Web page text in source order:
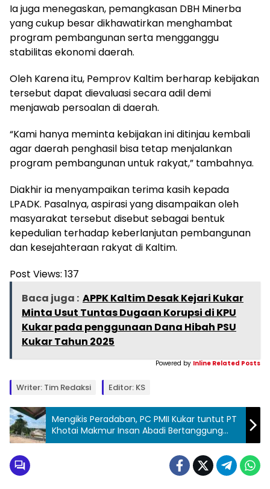
Ia juga menegaskan, pemangkasan DBH Minerba
yang cukup besar dikhawatirkan menghambat
program pembangunan serta mengganggu
stabilitas ekonomi daerah.
Oleh Karena itu, Pemprov Kaltim berharap kebijakan
tersebut dapat dievaluasi secara adil demi
menjawab persoalan di daerah.
“Kami hanya meminta kebijakan ini ditinjau kembali
agar daerah penghasil bisa tetap menjalankan
program pembangunan untuk rakyat,” tambahnya.
Diakhir ia menyampaikan terima kasih kepada
LPADK. Pasalnya, aspirasi yang disampaikan oleh
masyarakat tersebut disebut sebagai bentuk
kepedulian terhadap keberlanjutan pembangunan
dan kesejahteraan rakyat di Kaltim.
Post Views: 137
Baca juga : APPK Kaltim Desak Kejari Kukar
Minta Usut Tuntas Dugaan Korupsi di KPU
Kukar pada penggunaan Dana Hibah PSU
Kukar Tahun 2025
Powered by Inline Related Posts
Writer: Tim Redaksi Editor: KS
Mengikis Peradaban, PC PMII Kukar tuntut PT
Khotai Makmur Insan Abadi Bertanggung
Jawab Kepada Masyarakat Desa Bhuana